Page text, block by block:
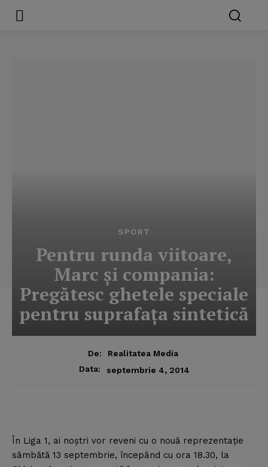
SPORT
Pentru runda viitoare,
Marc şi compania:
Pregătesc ghetele speciale
pentru suprafaţa sintetică
De:
Realitatea Media
Data:
septembrie 4, 2014
În Liga 1, ai noştri vor reveni cu o nouă reprezentaţie
sâmbătă 13 septembrie, începând cu ora 18.30, la